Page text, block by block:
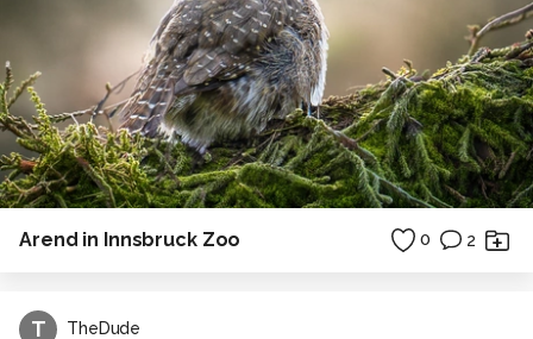
Arend in Innsbruck Zoo 0 2
T TheDude